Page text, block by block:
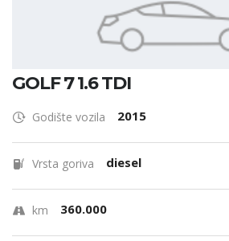
GOLF 7 1.6 TDI
Godište vozila 2015
Vrsta goriva diesel
km 360.000